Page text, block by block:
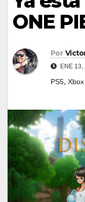
ONE
Por
ENE 13,
PS5,